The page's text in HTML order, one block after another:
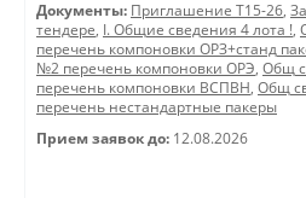
Документы: Приглашение Т15-26,
тендере, I. Общие сведения 4 лота !,
перечень компоновки ОРЗ+станд
№2 перечень компоновки ОРЭ, Общ
перечень компоновки ВСПВН, Общ
перечень нестандартные пакеры
Прием заявок до: 12.08.2026